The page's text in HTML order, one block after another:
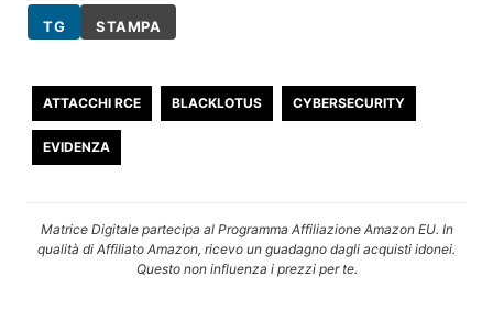
TG STAMPA
ATTACCHI RCE BLACKLOTUS CYBERSECURITY
EVIDENZA
Matrice Digitale partecipa al Programma Affiliazione Amazon EU. In
qualità di Affiliato Amazon, ricevo un guadagno dagli acquisti idonei.
Questo non influenza i prezzi per te.